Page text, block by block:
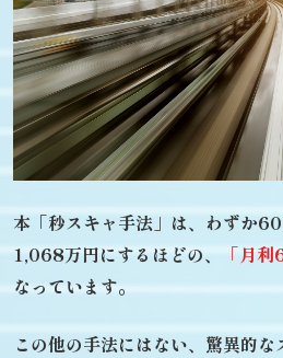
本「秒スキャ手法」は、 わずか
1,068万円にするほどの、
「月利
なっています。
この他の手法にはない、 驚異的な